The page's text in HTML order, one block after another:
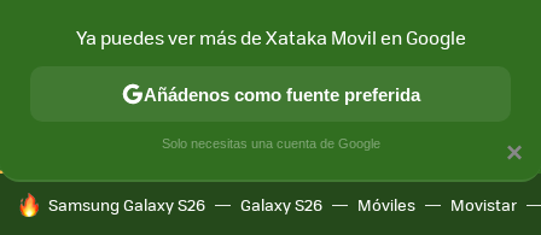
CONECTIVIDAD MÓVIL Y SOCIEDAD APLICACIONES
HOY SE HABLA DE
Samsung Galaxy S26 Galaxy S26 Móviles Movistar
×
Ya puedes ver más de Xataka Movil en Google
Añádenos como fuente preferida
Solo necesitas una cuenta de Google